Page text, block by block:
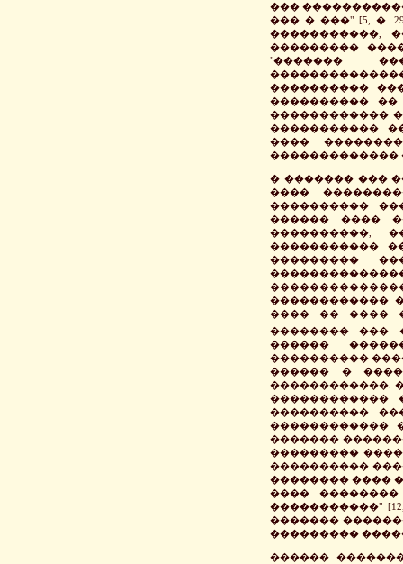
���
��� � ���" [5, �.
�����������,
���������
"�������
����������
���������� ��
������������
�����������
����
�������������
� ������� ���
����
����������
������ ����
����������,
�����������
���������
������������
���� �� ����
�������� ���
������
����������
������ �
������������.
������������
����������
������������
�������
���������
����������
�������� ����
����
�����������"
�������
���������
������